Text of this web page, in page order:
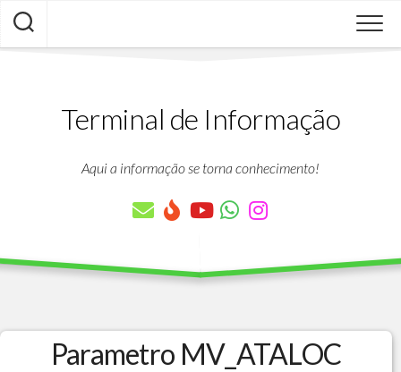
Skip
content
Terminal de Informação
Aqui a informação se torna conhecimento!
Parametro MV_ATALOC